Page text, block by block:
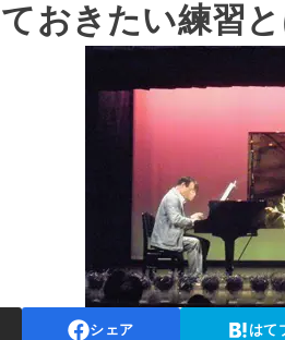
おきたい練習と
シェア はて